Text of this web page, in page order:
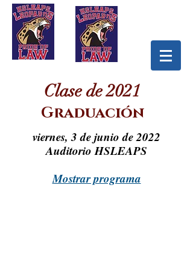
Clase de 2021
Graduación
viernes, 3 de junio de 2022
Auditorio HSLEAPS
Mostrar programa